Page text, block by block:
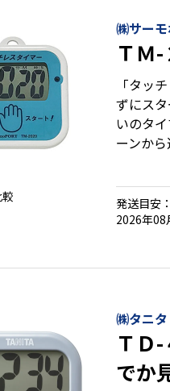
㈱サー
ＴＭ
「タッ
ずにス
いのタ
ーンか
発送目安：
2026年08
㈱タニタ
ＴＤ
でか